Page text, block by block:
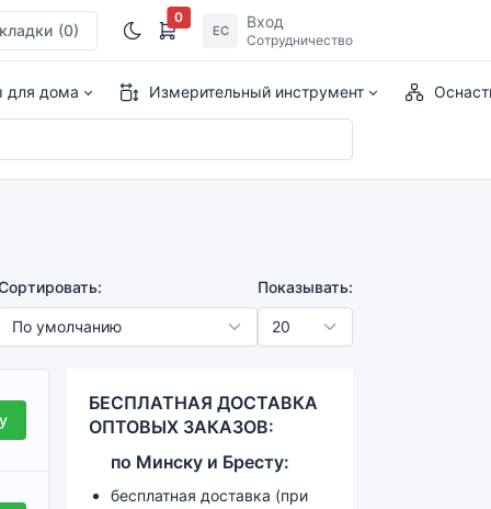
(0)
0
ЕС Вход
Сотрудничество
для дома Измерительный инструмент
Показывать:
БЕСПЛАТНАЯ ДОСТАВКА
ОПТОВЫХ ЗАКАЗОВ:
по Минску и Бресту:
бесплатная доставка (при